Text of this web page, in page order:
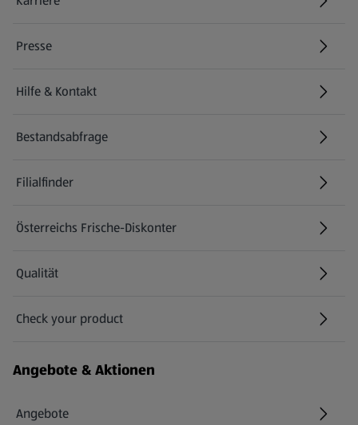
(öffnet in einem neuen Tab)
Presse
Hilfe & Kontakt
(öffnet in einem neuen Tab)
Bestandsabfrage
(öffnet in einem neuen Tab)
Filialfinder
Österreichs Frische-Diskonter
Qualität
Check your product
(öffnet in einem neuen Tab)
Angebote & Aktionen
Angebote